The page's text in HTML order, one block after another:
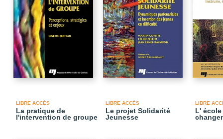
LIBRE ACCÈS
La pratique de
l'intervention de groupe
LIBRE ACCÈS
Le projet Solidarité
Jeunesse
LIBRE
L'